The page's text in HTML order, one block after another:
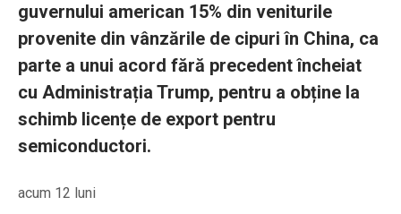
guvernului american 15% din veniturile
provenite din vânzările de cipuri în China, ca
parte a unui acord fără precedent încheiat
cu Administrația Trump, pentru a obține la
schimb licențe de export pentru
semiconductori.
acum 12 luni